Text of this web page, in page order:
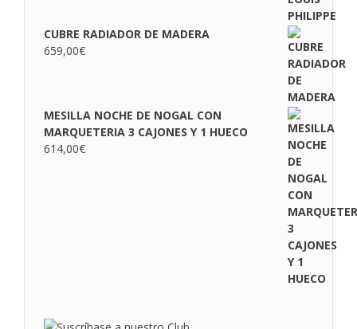
CUBRE RADIADOR DE MADERA
659,00€
MESILLA NOCHE DE NOGAL CON
MARQUETERIA 3 CAJONES Y 1 HUECO
614,00€